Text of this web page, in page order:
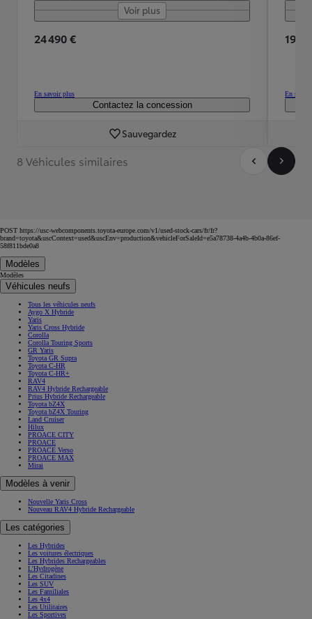
Voir plus
24 490 €
En savoir plus
Contactez la concession
Sauvegardez
19
En
8 Véhicules similaires
POST https://usc-webcomponents.toyota-europe.com/v1/used-stock-cars/fr/fr?
brand=toyota&uscContext=used&uscEnv=production&vehicleForSaleId=e5a78738-4a4b-4b0a-86ef-
58f811bde0a8
Modèles
Modèles
Véhicules neufs
Tous les véhicules neufs
Aygo X Hybride
Yaris
Yaris Cross Hybride
Corolla
Corolla Touring Sports
GR Yaris
Toyota GR Supra
Toyota C-HR
Toyota C-HR+
RAV4
RAV4 Hybride Rechargeable
Prius Hybride Rechargeable
Toyota bZ4X
Toyota bZ4X Touring
Land Cruiser
Hilux
PROACE CITY
PROACE
PROACE Verso
PROACE MAX
Mirai
Modèles à venir
Nouvelle Yaris Cross
Nouveau RAV4 Hybride Rechargeable
Les catégories
Les Hybrides
Les voitures électriques
Les Hybrides Rechargeables
L'Hydrogène
Les Citadines
Les SUV
Les Familiales
Les 4x4
Les Utilitaires
Les Sportives